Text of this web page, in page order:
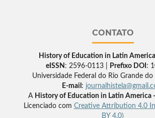
CONTATO
History of Education in Latin
eISSN : 2596-0113 | Prefixo DOI :
Universidade Federal do Rio Grande do
E-mail :
A History of Education in Latin America
Licenciado com Creative Attribution 4.0
BY 4.0)